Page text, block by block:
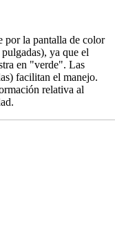
por la pantalla de color
ya que el
en "verde". Las
facilitan el manejo.
relativa al